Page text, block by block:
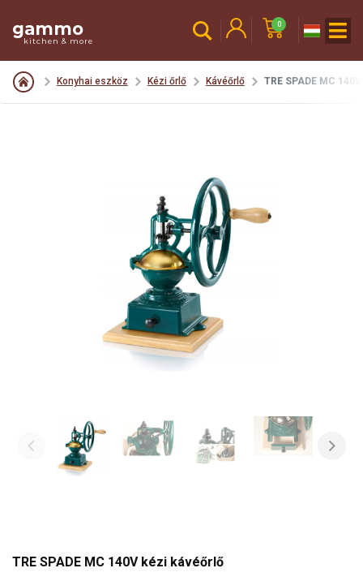
gammo
kitchen & more
0
Konyhai eszköz Kézi őrlő Kávéőrlő TRE SPADE MC
TRE SPADE MC 140V kézi kávéőrlő